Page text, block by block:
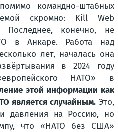
командно-штабных
скромно: Kill Web
Последнее, конечно, не
в Анкаре. Работа над
лет, началась она
в 2024 году
НАТО» в
этой информации как
является случайным. Это,
давления на Россию, но
что «НАТО без США»